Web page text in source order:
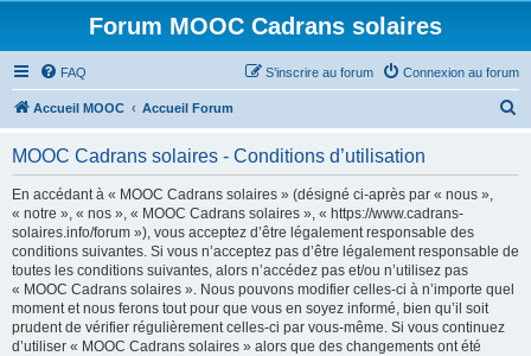
Forum MOOC Cadrans solaires
FAQ Connexion au forum
S’inscrire au forum
Accueil MOOC Accueil Forum
MOOC Cadrans solaires - Conditions d’utilisation
En accédant à « MOOC Cadrans solaires » (désigné ci-après par « nous »,
« notre », « nos », « MOOC Cadrans solaires », « https://www.cadrans-
solaires.info/forum »), vous acceptez d’être légalement responsable des
conditions suivantes. Si vous n’acceptez pas d’être légalement responsable de
toutes les conditions suivantes, alors n’accédez pas et/ou n’utilisez pas
« MOOC Cadrans solaires ». Nous pouvons modifier celles-ci à n’importe quel
moment et nous ferons tout pour que vous en soyez informé, bien qu’il soit
prudent de vérifier régulièrement celles-ci par vous-même. Si vous continuez
d’utiliser « MOOC Cadrans solaires » alors que des changements ont été